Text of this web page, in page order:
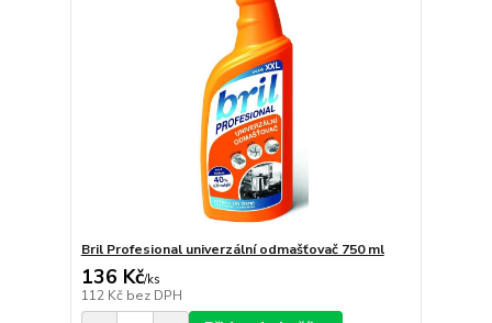
Bril Profesional univerzální odmašťovač 750 ml
136 Kč/ks
112 Kč bez DPH